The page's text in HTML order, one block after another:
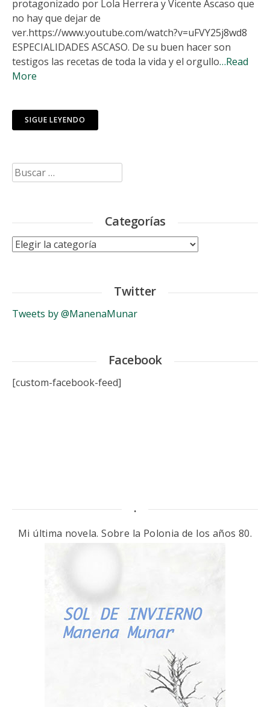
protagonizado por Lola Herrera y Vicente Ascaso que
no hay que dejar de
ver.https://www.youtube.com/watch?v=uFVY25j8wd8
ESPECIALIDADES ASCASO. De su buen hacer son
testigos las recetas de toda la vida y el orgullo…Read
More
SIGUE LEYENDO
Buscar:
Categorías
Categorías
Twitter
Tweets by @ManenaMunar
Facebook
[custom-facebook-feed]
.
Mi última novela. Sobre la Polonia de los años 80.